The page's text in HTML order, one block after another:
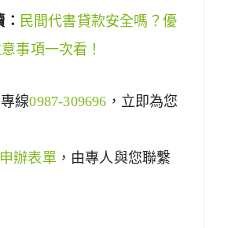
民間代書貸款安全嗎？優
事項一次看！
線0987-309696 ，立即為您
辦表單 ，由專人與您聯繫